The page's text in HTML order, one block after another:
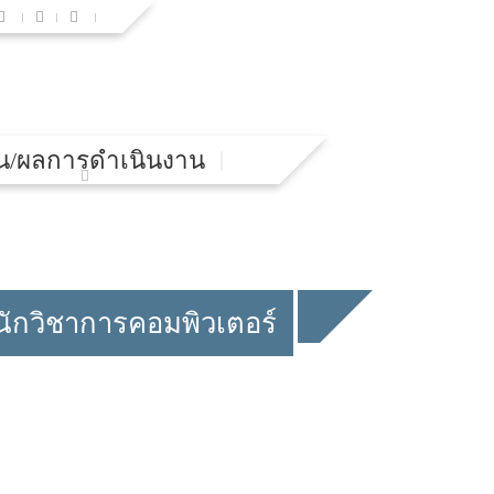
/ผลการดำเนินงาน
วิชาการคอมพิวเตอร์